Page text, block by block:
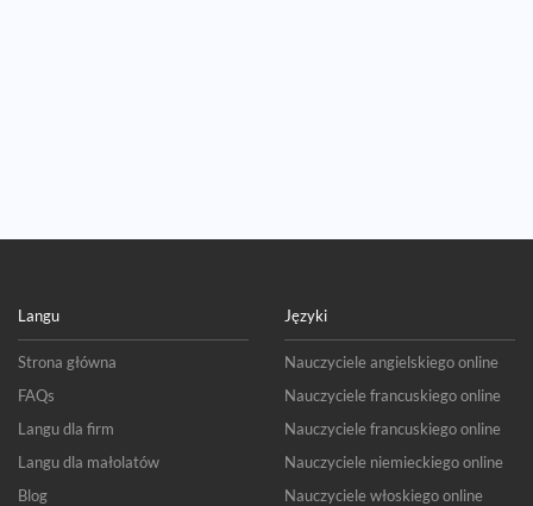
Langu
Strona główna
FAQs
Langu dla firm
Langu dla małolatów
Blog
Języki
Nauczyciele angielskiego online
Nauczyciele francuskiego online
Nauczyciele francuskiego online
Nauczyciele niemieckiego online
Nauczyciele włoskiego online